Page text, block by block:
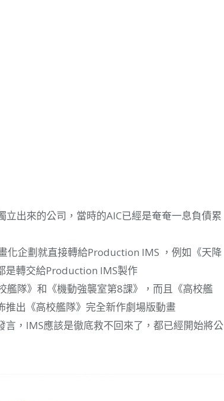
出來的公司，當時的AIC已經是奄奄一息負債累
化企劃就直接轉給Production IMS ，例如《天降
是轉交給Production IMS製作
隊》和《機動強襲室第8課》，而且《高校艦
出《高校艦隊》完全新作劇場版動畫
，IMS應該是徹底救不回來了，都已經開始將公